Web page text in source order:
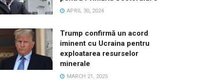
APRIL 30, 2024
Trump confirmă un acord
iminent cu Ucraina pentru
exploatarea resurselor
minerale
MARCH 21, 2025